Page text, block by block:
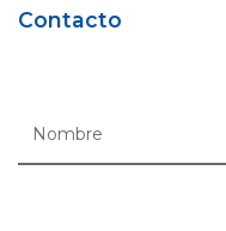
Contacto